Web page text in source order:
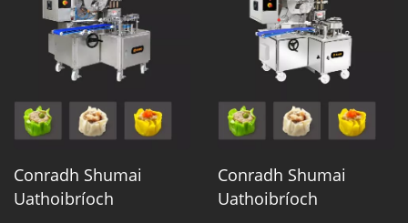
Conradh Shumai
Uathoibríoch
Conradh Shumai
Uathoibríoch